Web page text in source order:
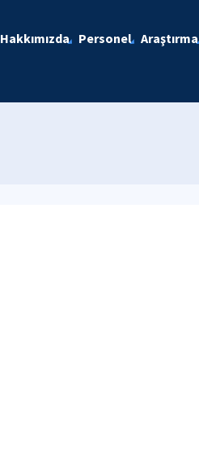
Hakkımızda Personel Araştırma